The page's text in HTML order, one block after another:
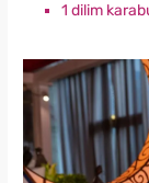
1 dilim